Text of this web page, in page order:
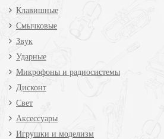
Клавишные
Смычковые
Звук
Ударные
Микрофоны и радиосистемы
Дисконт
Свет
Аксессуары
Игрушки и моделизм